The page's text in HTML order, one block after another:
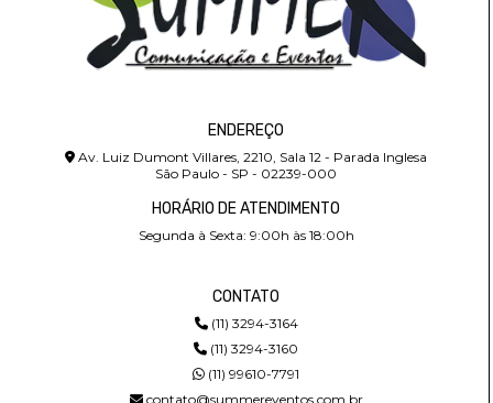
ENDEREÇO
Av. Luiz Dumont Villares, 2210, Sala 12 - Parada Inglesa
São Paulo - SP - 02239-000
HORÁRIO DE ATENDIMENTO
Segunda à Sexta: 9:00h às 18:00h
CONTATO
(11) 3294-3164
(11) 3294-3160
(11) 99610-7791
contato@summereventos.com.br